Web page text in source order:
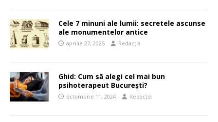
Cele 7 minuni ale lumii: secretele ascunse
ale monumentelor antice
aprilie 27, 2025 Redacția
Ghid: Cum să alegi cel mai bun
psihoterapeut București?
octombrie 11, 2024 Redacția